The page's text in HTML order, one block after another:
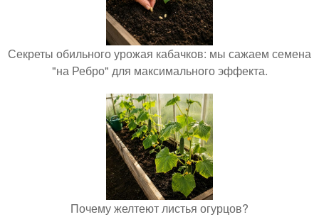
Секреты обильного урожая кабачков: мы сажаем семена
"на Ребро" для максимального эффекта.
Почему желтеют листья огурцов?